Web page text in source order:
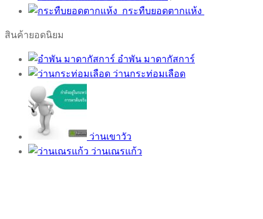
กระทืบยอดตากแห้ง
สินค้ายอดนิยม
อำพัน มาดากัสการ์
ว่านกระท่อมเลือด
ว่านเขาวัว
ว่านเณรแก้ว